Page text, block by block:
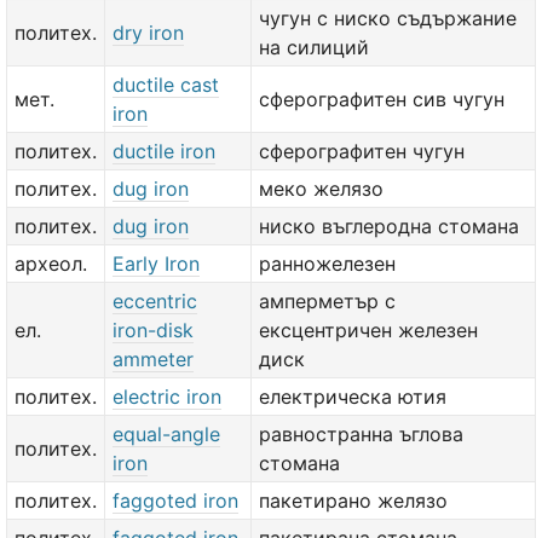
политех. dry iron
чугун с ниско съдържание
на силиций
мет.
ductile cast
iron
сферографитен сив чугун
политех. ductile iron
сферографитен чугун
политех.
dug iron
меко желязо
политех.
dug iron
ниско въглеродна стомана
археол.
Early Iron ранножелезен
ел.
eccentric
iron-disk
ammeter
амперметър с
ексцентричен железен
диск
политех.
electric iron електрическа ютия
политех.
equal-angle
iron
равностранна ъглова
стомана
политех.
faggoted iron
пакетирано желязо